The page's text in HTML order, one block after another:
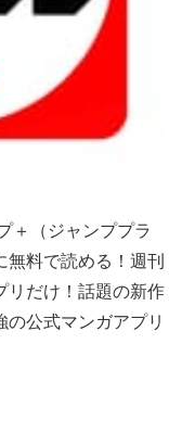
＋（ジャンププラ
無料で読める！週刊
リだけ！話題の新作
公式マンガアプリ